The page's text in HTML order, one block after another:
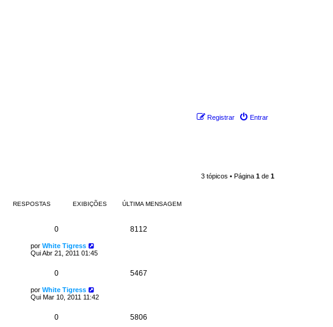
Entrar
Registrar
3 tópicos • Página 1 de 1
RESPOSTAS EXIBIÇÕES ÚLTIMA MENSAGEM
0 8112
por White Tigress
Qui Abr 21, 2011 01:45
0 5467
por White Tigress
Qui Mar 10, 2011 11:42
0 5806